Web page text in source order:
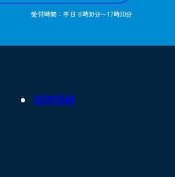
受付時間：平日 8時30分〜17時30分
採用情報